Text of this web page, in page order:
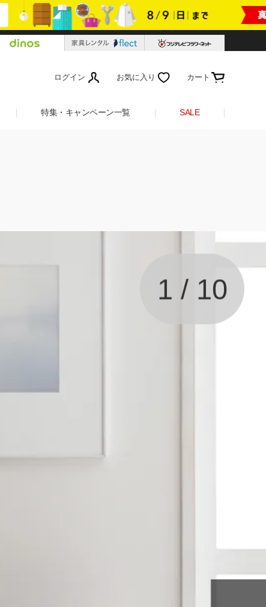
ログイン お気に入り カート
特集・キャンペーン一覧 SALE
1 / 10